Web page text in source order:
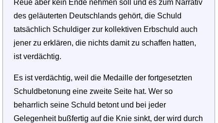
Reue aber kein Ende nehmen soll und es zum Narrativ
des geläuterten Deutschlands gehört, die Schuld
tatsächlich Schuldiger zur kollektiven Erbschuld auch
jener zu erklären, die nichts damit zu schaffen hatten,
ist verdächtig.
Es ist verdächtig, weil die Medaille der fortgesetzten
Schuldbetonung eine zweite Seite hat. Wer so
beharrlich seine Schuld betont und bei jeder
Gelegenheit bußfertig auf die Knie sinkt, der wird durch